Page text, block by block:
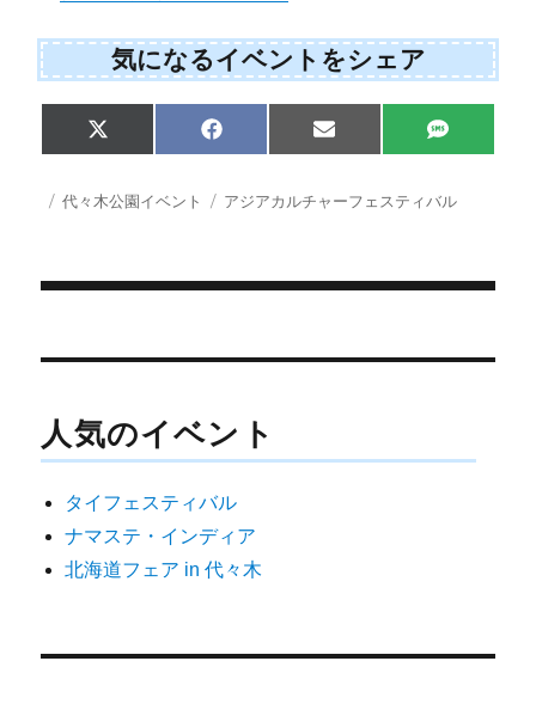
気になるイベントをシェア
Share
on
X
(
w
i
r
Share
on
F
a
e
b
Share
on
E
m
Share
on
S
M
投 カ
代々木公園イベント
タ
アジアカルチャーフェスティバル
稿
ビ
ー
シ
人気のイベント
タイフェスティバル
ナマステ・インディア
北海道フェア in 代々木